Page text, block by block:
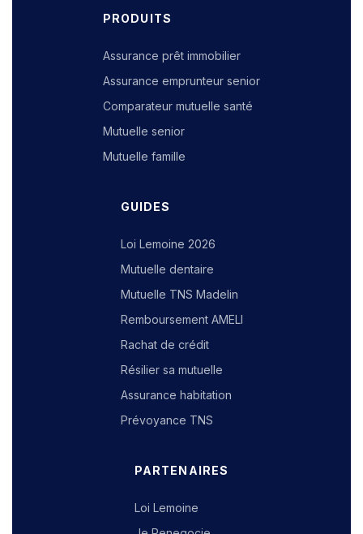
PRODUITS
Assurance prêt immobilier
Assurance emprunteur senior
Comparateur mutuelle santé
Mutuelle senior
Mutuelle famille
GUIDES
Loi Lemoine 2026
Mutuelle dentaire
Mutuelle TNS Madelin
Remboursement AMELI
Rachat de crédit
Résilier sa mutuelle
Assurance habitation
Prévoyance TNS
PARTENAIRES
Loi Lemoine